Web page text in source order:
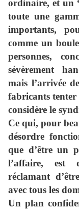
ordinaire, et un
toute une
importants,
comme un
personnes,
sévèrement
mais l’arrivée
fabricants
considère le
Ce qui, pour
désordre
que d’être un
l’affaire, est
réclamant
avec tous les
Un plan